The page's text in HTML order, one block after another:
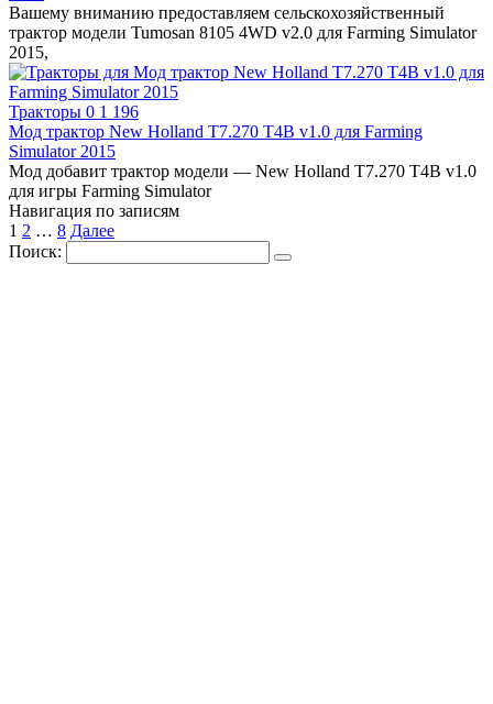
Вашему вниманию предоставляем сельскохозяйственный
трактор модели Tumosan 8105 4WD v2.0 для Farming Simulator
2015,
Тракторы 0 1 196
Мод трактор New Holland T7.270 T4B v1.0 для Farming
Simulator 2015
Мод добавит трактор модели — New Holland T7.270 T4B v1.0
для игры Farming Simulator
Навигация по записям
1 2 … 8 Далее
Поиск: